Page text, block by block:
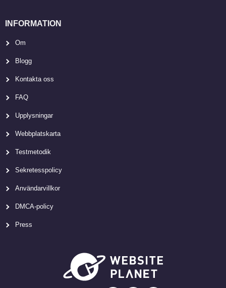
INFORMATION
Om
Blogg
Kontakta oss
FAQ
Upplysningar
Webbplatskarta
Testmetodik
Sekretesspolicy
Användarvillkor
DMCA-policy
Press